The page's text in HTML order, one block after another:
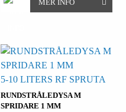
MER INFO
RUNDSTRÅLEDYSA M
SPRIDARE 1 MM
5-10 LITERS RF SPRUTA